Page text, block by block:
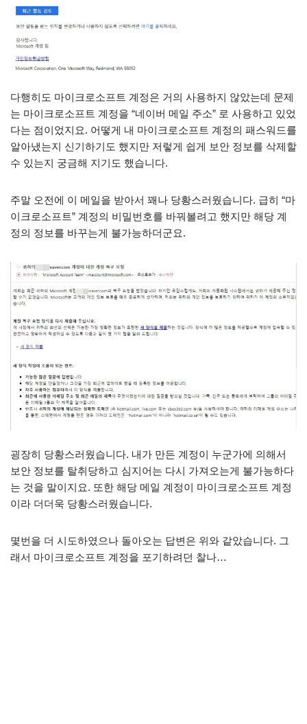
다행히도 마이크로소프트 계정은 거의 사용하지 않았는데 문제
는 마이크로소프트 계정을 “네이버 메일 주소” 로 사용하고 있었
다는 점이었지요. 어떻게 내 마이크로소프트 계정의 패스워드를
알아냈는지 신기하기도 했지만 저렇게 쉽게 보안 정보를 삭제할
수 있는지 궁금해 지기도 했습니다.
주말 오전에 이 메일을 받아서 꽤나 당황스러웠습니다. 급히 “마
이크로소프트” 계정의 비밀번호를 바꿔볼려고 했지만 해당 계
정의 정보를 바꾸는게 불가능하더군요.
굉장히 당황스러웠습니다. 내가 만든 계정이 누군가에 의해서
보안 정보를 탈취당하고 심지어는 다시 가져오는게 불가능하다
는 것을 말이지요. 또한 해당 메일 계정이 마이크로소프트 계정
이라 더더욱 당황스러웠습니다.
몇번을 더 시도하였으나 돌아오는 답변은 위와 같았습니다. 그
래서 마이크로소프트 계정을 포기하려던 찰나…